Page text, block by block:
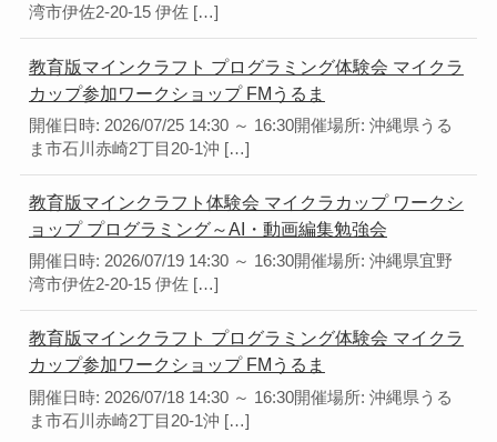
湾市伊佐2-20-15 伊佐 […]
教育版マインクラフト プログラミング体験会 マイクラ
カップ参加ワークショップ FMうるま
開催日時: 2026/07/25 14:30 ～ 16:30開催場所: 沖縄県うる
ま市石川赤崎2丁目20-1沖 […]
教育版マインクラフト体験会 マイクラカップ ワークシ
ョップ プログラミング～AI・動画編集勉強会
開催日時: 2026/07/19 14:30 ～ 16:30開催場所: 沖縄県宜野
湾市伊佐2-20-15 伊佐 […]
教育版マインクラフト プログラミング体験会 マイクラ
カップ参加ワークショップ FMうるま
開催日時: 2026/07/18 14:30 ～ 16:30開催場所: 沖縄県うる
ま市石川赤崎2丁目20-1沖 […]